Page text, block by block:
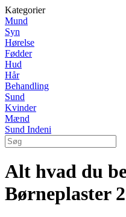
Kategorier
Mund
Syn
Hørelse
Fødder
Hud
Hår
Behandling
Sund
Kvinder
Mænd
Sund Indeni
Alt hvad du
Børneplaster